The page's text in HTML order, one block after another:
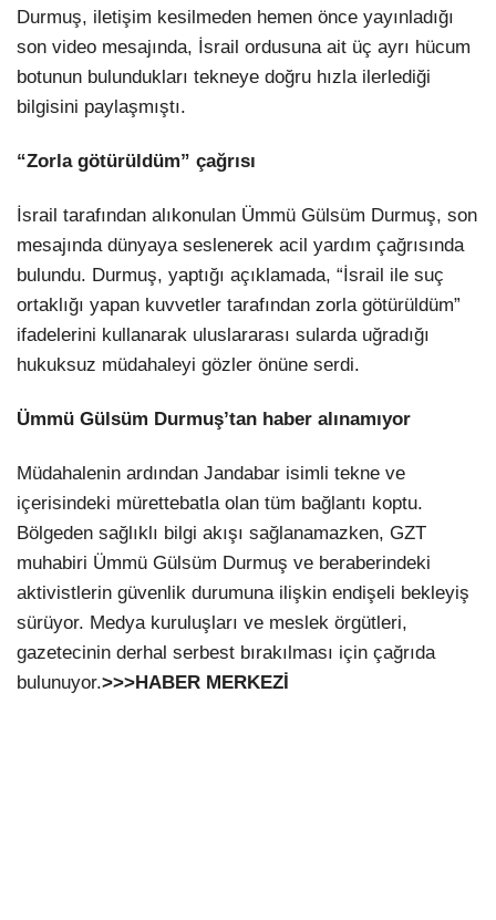
Durmuş, iletişim kesilmeden hemen önce yayınladığı
son video mesajında, İsrail ordusuna ait üç ayrı hücum
botunun bulundukları tekneye doğru hızla ilerlediği
bilgisini paylaşmıştı.
“Zorla götürüldüm” çağrısı
İsrail tarafından alıkonulan Ümmü Gülsüm Durmuş, son
mesajında dünyaya seslenerek acil yardım çağrısında
bulundu. Durmuş, yaptığı açıklamada, “İsrail ile suç
ortaklığı yapan kuvvetler tarafından zorla götürüldüm”
ifadelerini kullanarak uluslararası sularda uğradığı
hukuksuz müdahaleyi gözler önüne serdi.
Ümmü Gülsüm Durmuş’tan haber alınamıyor
Müdahalenin ardından Jandabar isimli tekne ve
içerisindeki mürettebatla olan tüm bağlantı koptu.
Bölgeden sağlıklı bilgi akışı sağlanamazken, GZT
muhabiri Ümmü Gülsüm Durmuş ve beraberindeki
aktivistlerin güvenlik durumuna ilişkin endişeli bekleyiş
sürüyor. Medya kuruluşları ve meslek örgütleri,
gazetecinin derhal serbest bırakılması için çağrıda
bulunuyor.>>>HABER MERKEZİ